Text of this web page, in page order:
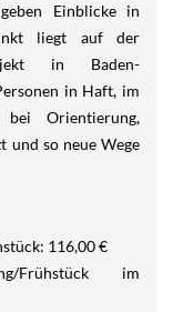
Einblicke in
liegt auf der
in Baden-
in Haft, im
Orientierung,
und so neue Wege
116,00 €
Frühstück im